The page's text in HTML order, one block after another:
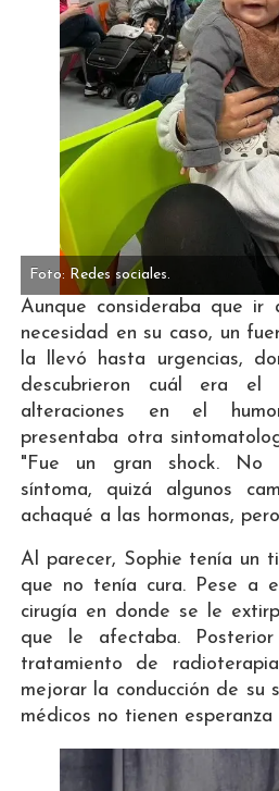
Foto: Redes sociales.
Aunque consideraba que ir
necesidad en su caso, un
la llevó hasta urgencias,
descubrieron cuál era
alteraciones en el
presentaba otra
"Fue un gran shock. No
síntoma, quizá algunos
achaqué a las hormonas,
Al parecer, Sophie tenía un
que no tenía cura. Pese a
cirugía en donde se le
que le afectaba.
tratamiento de
mejorar la conducción de su
médicos no tienen esperanza